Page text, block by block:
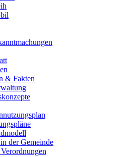
& Fakten
der Gemeinde